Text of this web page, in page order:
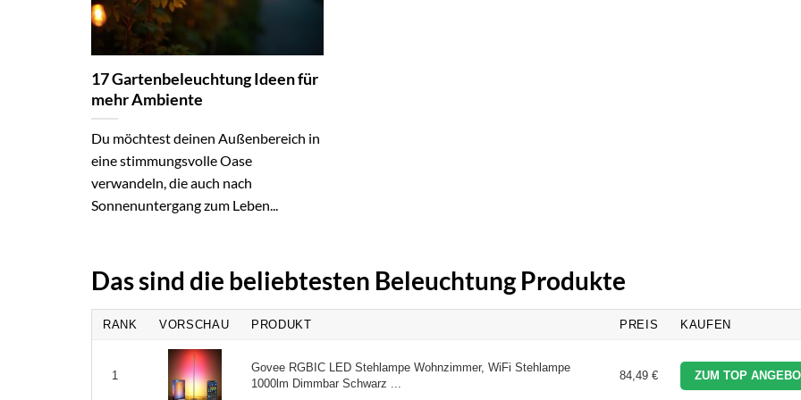
17 Gartenbeleuchtung Ideen für
mehr Ambiente
Du möchtest deinen Außenbereich in
eine stimmungsvolle Oase
verwandeln, die auch nach
Sonnenuntergang zum Leben...
Das sind die beliebtesten Beleuchtung Produkte
RANK VORSCHAU PRODUKT PREIS KAUFEN
1
Govee RGBIC LED Stehlampe Wohnzimmer, WiFi Stehlampe
1000lm Dimmbar Schwarz ...
84,49 € ZUM TOP